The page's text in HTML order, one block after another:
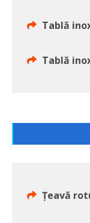
Tablă
Tablă
Ţeavă